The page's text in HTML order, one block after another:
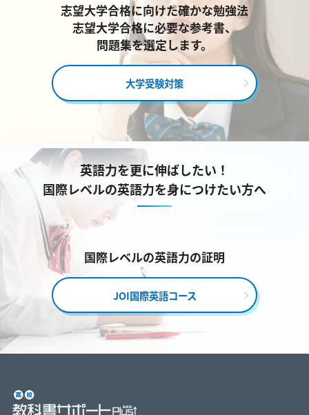
志望大学合格に向けた確かな勉強法
志望大学合格に必要な参考書、
問題集を選定します。
大学受験対策
英語力を更に伸ばしたい！
国際レベルの英語力を身につけたい方へ
国際レベルの英語力の証明
JOI国際英語コース